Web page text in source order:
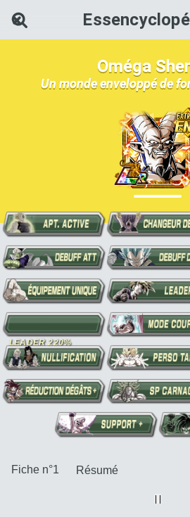
Oméga
Un monde enveloppé de
Fiche n°1
Vue
| |